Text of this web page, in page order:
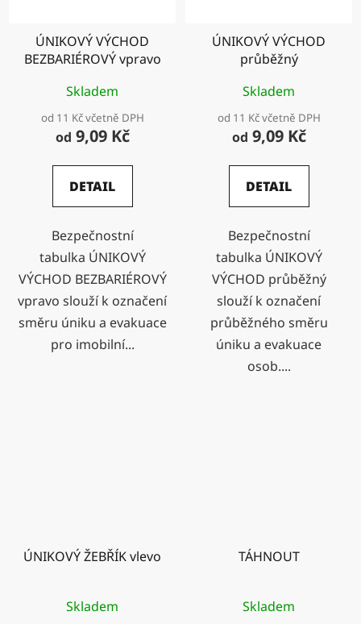
ÚNIKOVÝ VÝCHOD
BEZBARIÉROVÝ vpravo
Skladem
od 11 Kč včetně DPH
od 9,09 Kč
DETAIL
Bezpečnostní
tabulka ÚNIKOVÝ
VÝCHOD BEZBARIÉROVÝ
vpravo slouží k označení
směru úniku a evakuace
pro imobilní...
ÚNIKOVÝ VÝCHOD
průběžný
Skladem
od 11 Kč včetně DPH
od 9,09 Kč
DETAIL
Bezpečnostní
tabulka ÚNIKOVÝ
VÝCHOD průběžný
slouží k označení
průběžného směru
úniku a evakuace
osob....
ÚNIKOVÝ ŽEBŘÍK vlevo
Skladem
TÁHNOUT
Skladem